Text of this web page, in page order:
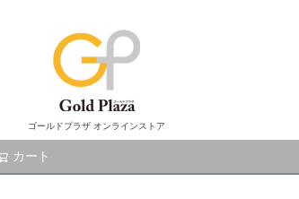
ゴールドプラザ オンラインストア
カート
ランク4